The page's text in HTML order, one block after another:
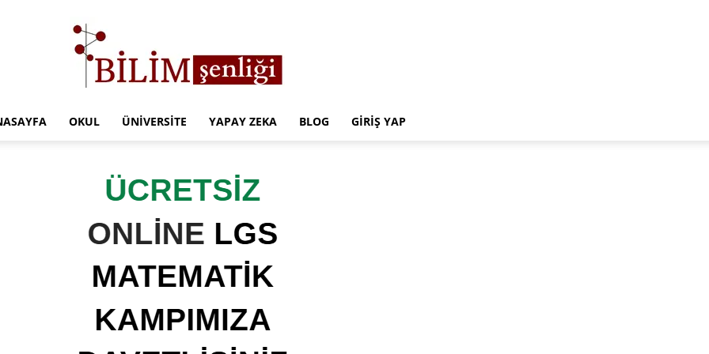
Eğitim
OKUL ÜNIVERSITE YAPAY ZEKA BLOG GIRIŞ YAP